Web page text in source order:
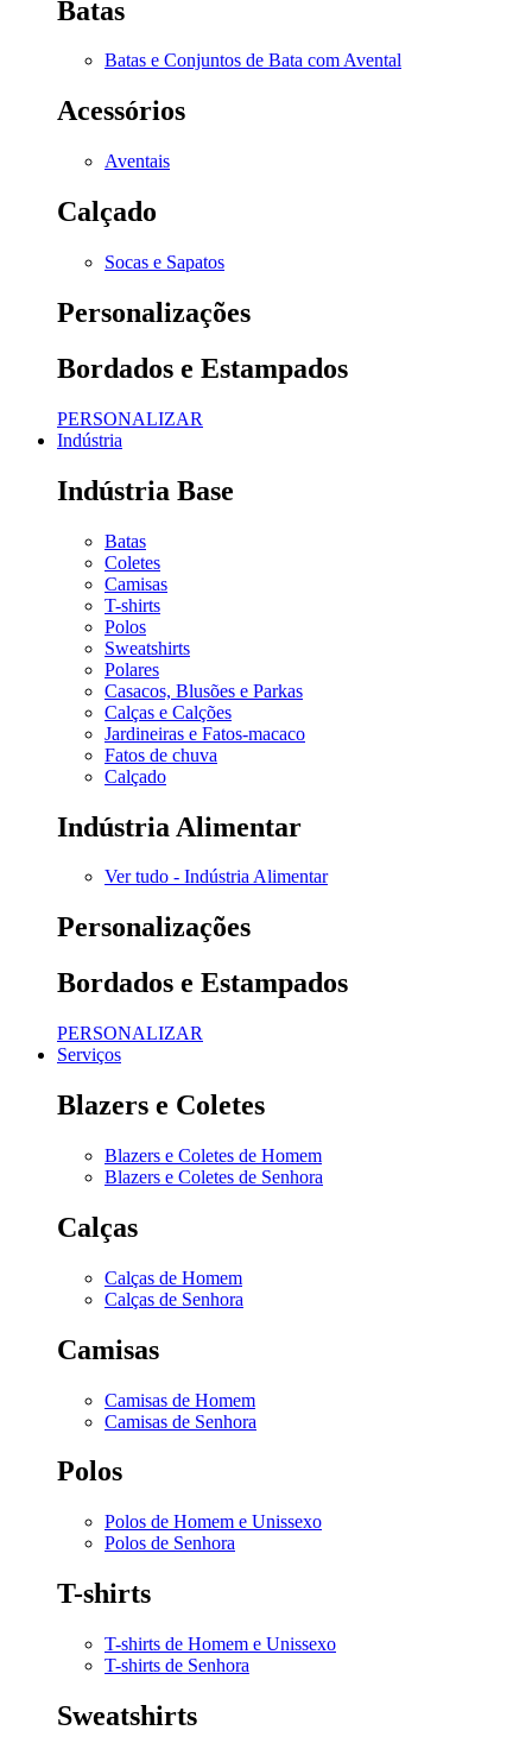
Batas
Batas e Conjuntos de Bata com Avental
Acessórios
Aventais
Calçado
Socas e Sapatos
Personalizações
Bordados e Estampados
PERSONALIZAR
Indústria
Indústria Base
Batas
Coletes
Camisas
T-shirts
Polos
Sweatshirts
Polares
Casacos, Blusões e Parkas
Calças e Calções
Jardineiras e Fatos-macaco
Fatos de chuva
Calçado
Indústria Alimentar
Ver tudo - Indústria Alimentar
Personalizações
Bordados e Estampados
PERSONALIZAR
Serviços
Blazers e Coletes
Blazers e Coletes de Homem
Blazers e Coletes de Senhora
Calças
Calças de Homem
Calças de Senhora
Camisas
Camisas de Homem
Camisas de Senhora
Polos
Polos de Homem e Unissexo
Polos de Senhora
T-shirts
T-shirts de Homem e Unissexo
T-shirts de Senhora
Sweatshirts